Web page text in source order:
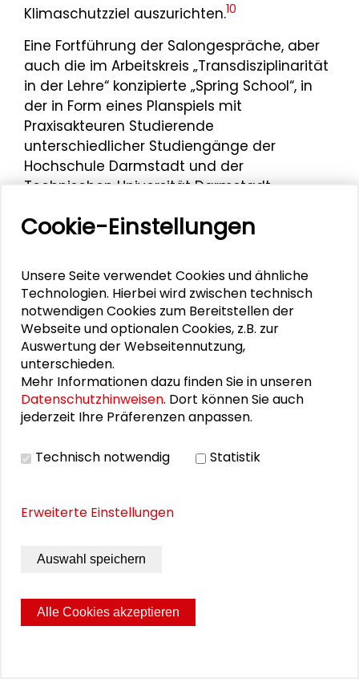
Klimaschutzziel auszurichten.10
Eine Fortführung der Salongespräche, aber
auch die im Arbeitskreis „Transdisziplinarität
in der Lehre“ konzipierte „Spring School“, in
der in Form eines Planspiels mit
Praxisakteuren Studierende
unterschiedlicher Studiengänge der
Hochschule Darmstadt und der
Technischen Universität Darmstadt
Gebäude-Ensemble konzipieren sollten,
scheiterten daran, dass die Praxisakteure
aus der Stadtwirtschaft über einen längeren
Zeitraum voll und ganz damit beschäftigt
waren, Unterkünfte und sonstige Betreuung
für die zahlreichen Flüchtlinge in Darmstadt
bereitzustellen. Hinzu kamen personelle
Wechsel in den Unternehmen der
Stadtwirtschaft.
Dialogs
Cookie-Einstellungen
Unsere Seite verwendet Cookies und ähnliche
Technologien. Hierbei wird zwischen technisch
notwendigen Cookies zum Bereitstellen der
Webseite und optionalen Cookies, z.B. zur
Auswertung der Webseitennutzung,
unterschieden.
Mehr Informationen dazu finden Sie in unseren
Datenschutzhinweisen. Dort können Sie auch
jederzeit Ihre Präferenzen anpassen.
Technisch notwendig Statistik
Erweiterte Einstellungen
Auswahl speichern
Alle Cookies akzeptieren